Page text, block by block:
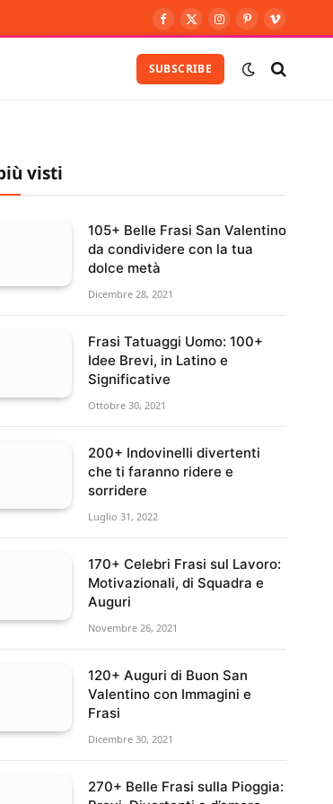
Facebook
X
Instagram
Pinterest
Vimeo
SUBSCRIBE
visti
105+ Belle Frasi San Valentino
da condividere con la tua
dolce metà
Dicembre 28, 2021
Frasi Tatuaggi Uomo: 100+
Idee Brevi, in Latino e
Significative
Ottobre 30, 2021
200+ Indovinelli divertenti
che ti faranno ridere e
sorridere
Luglio 31, 2022
170+ Celebri Frasi sul Lavoro:
Motivazionali, di Squadra e
Auguri
Novembre 26, 2021
120+ Auguri di Buon San
Valentino con Immagini e
Frasi
Dicembre 30, 2021
270+ Belle Frasi sulla Pioggia: